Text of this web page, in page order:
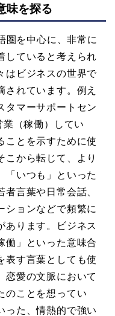
味を探る
圏を中心に、非常に
していると考えられ
はビジネスの世界で
されています。例え
タマーサポートセン
（稼働）してい
ことを示すために使
こから転じて、より
「いつも」といった
言葉や日常会話、
ションなどで頻繁に
あります。ビジネス
働」といった意味合
表す言葉としても使
恋愛の文脈において
のことを想ってい
った、情熱的で強い